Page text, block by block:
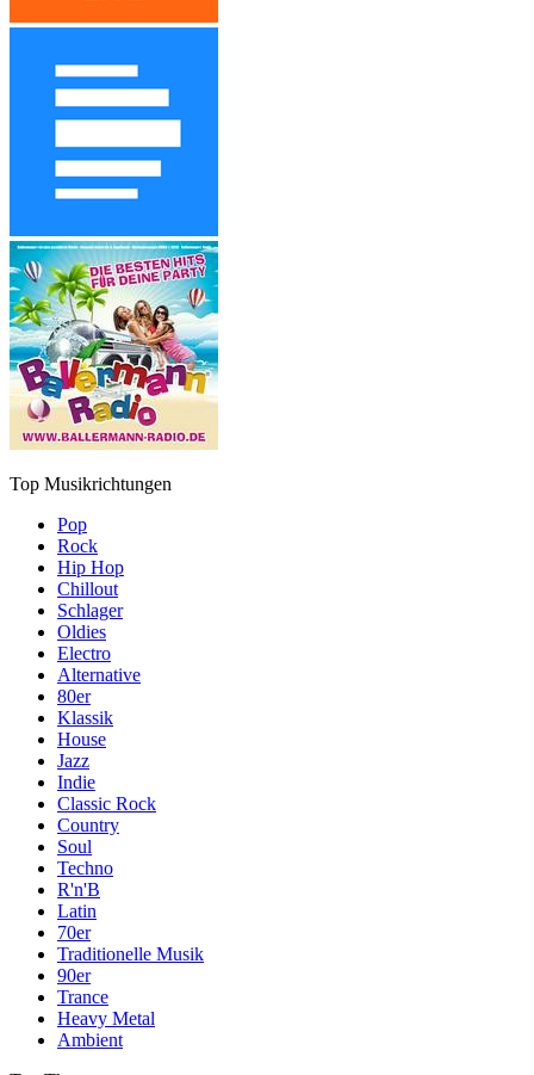
Top Musikrichtungen
Pop
Rock
Hip Hop
Chillout
Schlager
Oldies
Electro
Alternative
80er
Klassik
House
Jazz
Indie
Classic Rock
Country
Soul
Techno
R'n'B
Latin
70er
Traditionelle Musik
90er
Trance
Heavy Metal
Ambient